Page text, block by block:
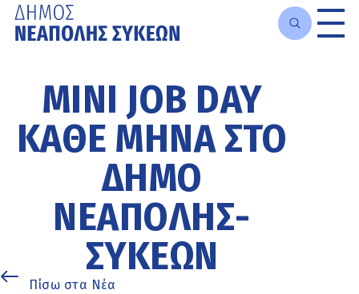
κυρίως
περιεχόμενο
MINI JOB DAY
ΚΆΘΕ ΜΉΝΑ ΣΤΟ
ΔΉΜΟ
ΝΕΆΠΟΛΗΣ-
ΣΥΚΕΏΝ
Πίσω στα Νέα